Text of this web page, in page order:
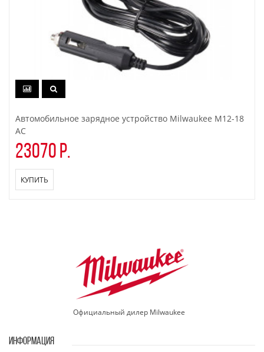
Автомобильное зарядное устройство Milwaukee M12-18
AC
23070 р.
КУПИТЬ
Официальный дилер Milwaukee
ИНФОРМАЦИЯ